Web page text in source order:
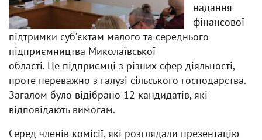
надання
фінансової
підтримки субʼєктам малого та середнього
підприємництва Миколаївської
області. Це підприємці з різних сфер діяльності,
проте переважно з галузі сільського господарства.
Загалом було відібрано 12 кандидатів, які
відповідають вимогам.
Серед членів комісії, які розглядали презентацію